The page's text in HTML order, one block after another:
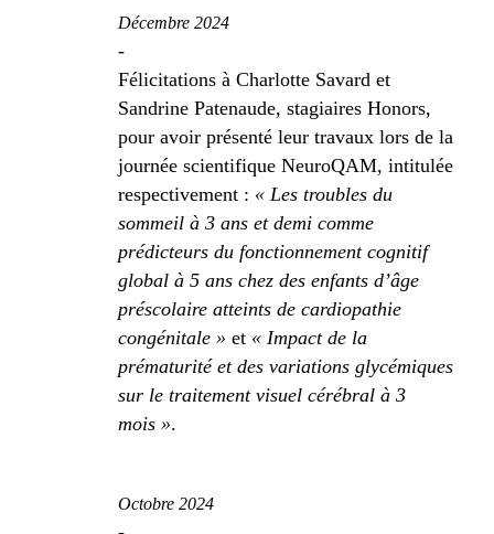
Décembre 2024
-
Félicitations à Charlotte Savard et
Sandrine Patenaude, stagiaires Honors,
pour avoir présenté leur travaux lors de la
journée scientifique NeuroQAM, intitulée
respectivement : « Les troubles du
sommeil à 3 ans et demi comme
prédicteurs du fonctionnement cognitif
global à 5 ans chez des enfants d’âge
préscolaire atteints de cardiopathie
congénitale » et « Impact de la
prématurité et des variations glycémiques
sur le traitement visuel cérébral à 3
mois ».
Octobre 2024